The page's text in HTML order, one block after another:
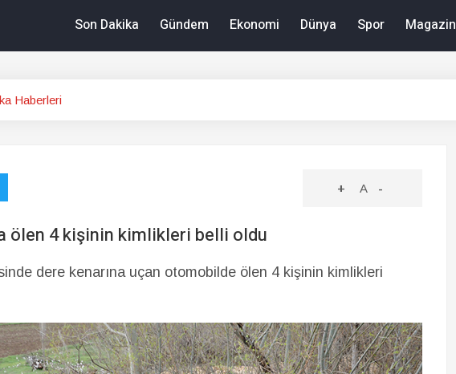
Son Dakika Gündem Ekonomi Dünya Spor Magazin
Haberleri
+ A -
ölen 4 kişinin kimlikleri belli oldu
dere kenarına uçan otomobilde ölen 4 kişinin kimlikleri